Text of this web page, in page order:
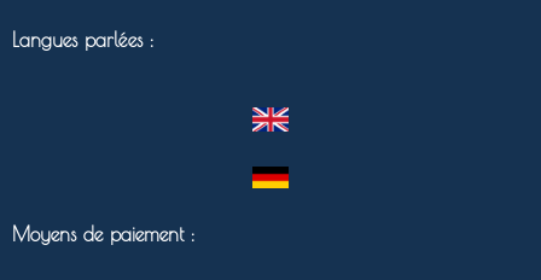
Langues parlées :
Moyens de paiement :